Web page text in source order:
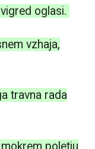
oglasi.
vzhaja,
travna rada
poletju